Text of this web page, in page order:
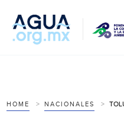
HOME NACIONALES